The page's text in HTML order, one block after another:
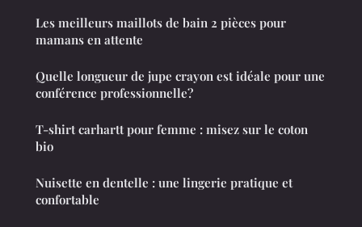
Les meilleurs maillots de bain 2 pièces pour
mamans en attente
Quelle longueur de jupe crayon est idéale pour une
conférence professionnelle?
T-shirt carhartt pour femme : misez sur le coton
bio
Nuisette en dentelle : une lingerie pratique et
confortable